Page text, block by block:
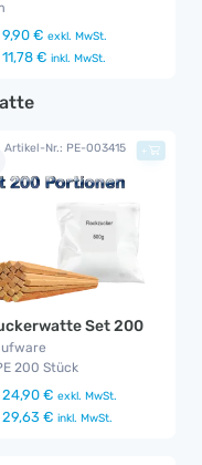
9,90 € exkl. MwSt.
11,78 € inkl. MwSt.
Artikel-Nr.: PE-003415
Set 200
200 Stück
24,90 € exkl. MwSt.
29,63 € inkl. MwSt.
+